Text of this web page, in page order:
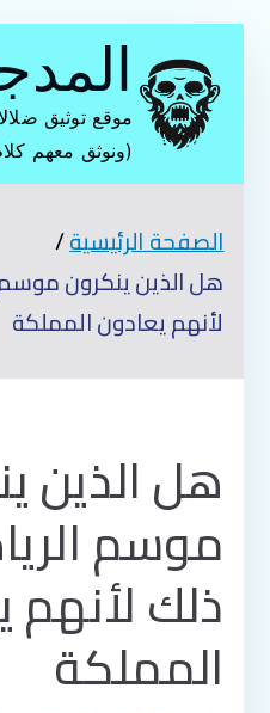
المحتوى
موقع توثيق
(ونوثق معهم
الصفحة الرئيسية
هل الذين ينكرون
لأنهم يعادون المملكة
هل الذين
موسم
ذلك لأنهم
المملكة